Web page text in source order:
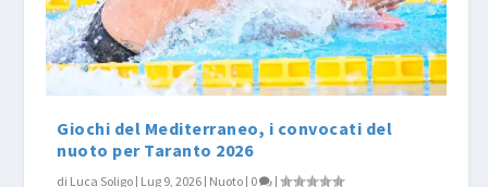
Giochi del Mediterraneo, i convocati del
nuoto per Taranto 2026
di Luca Soligo | Lug 9, 2026 | Nuoto | 0 |